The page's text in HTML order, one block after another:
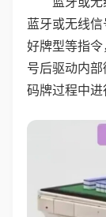
蓝牙或无线
好牌型等指
号后驱动内部
码牌过程中进